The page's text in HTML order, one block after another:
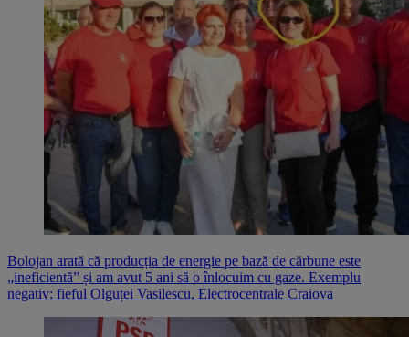
Bolojan arată că producția de energie pe bază de cărbune este
„ineficientă” și am avut 5 ani să o înlocuim cu gaze. Exemplu
negativ: fieful Olguței Vasilescu, Electrocentrale Craiova